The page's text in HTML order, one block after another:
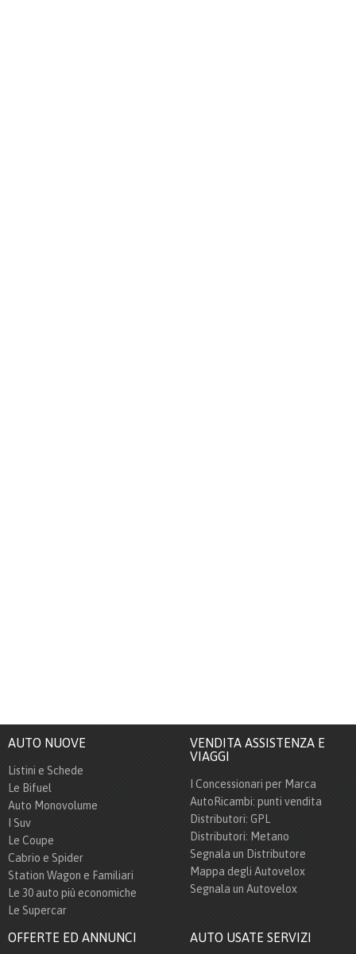
AUTO NUOVE
Listini e Schede
Le Bifuel
Auto Monovolume
I Suv
Le Coupe
Cabrio e Spider
Station Wagon e Familiari
Le 30 auto più economiche
Le Supercar
VENDITA ASSISTENZA E
VIAGGI
I Concessionari per Marca
AutoRicambi: punti vendita
Distributori: GPL
Distributori: Metano
Segnala un Distributore
Mappa degli Autovelox
Segnala un Autovelox
OFFERTE ED ANNUNCI AUTO USATE SERVIZI